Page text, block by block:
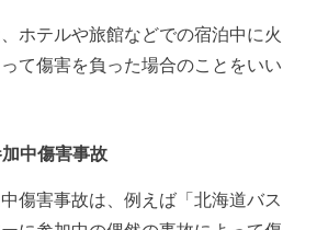
ホテルや旅館などでの宿泊中に火
て傷害を負った場合のことをいい
中傷害事故
傷害事故は、例えば「北海道バス